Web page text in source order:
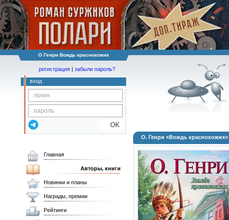
О Генри Вождь краснокожих
регистрация | забыли пароль?
вход
OK
О. Генри «Вождь краснокожих»
Главная
Авторы, книги
Новинки и планы
Награды, премии
Рейтинги